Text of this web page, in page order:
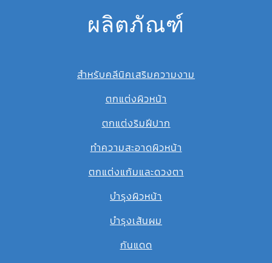
ผลิตภัณฑ์
สำหรับคลีนิคเสริมความงาม
ตกแต่งผิวหน้า
ตกแต่งริมฝีปาก
ทำความสะอาดผิวหน้า
ตกแต่งแก้มและดวงตา
บำรุงผิวหน้า
บำรุงเส้นผม
กันแดด